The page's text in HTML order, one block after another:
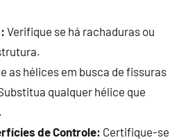
Verifique se há rachaduras ou
as hélices em busca de fissuras
qualquer hélice que
de Controle: Certifique-se